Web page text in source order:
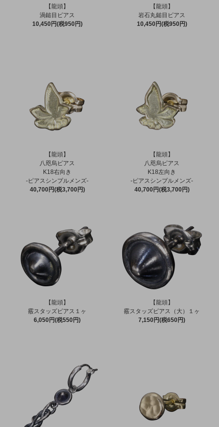
【龍頭】
渦鎚目ピアス
10,450円(税950円)
【龍頭】
岩石丸鎚目ピアス
10,450円(税950円)
【龍頭】
八咫烏ピアス
K18右向き
-ピアスシンプルメンズ-
40,700円(税3,700円)
【龍頭】
八咫烏ピアス
K18左向き
-ピアスシンプルメンズ-
40,700円(税3,700円)
【龍頭】
霰スタッズピアス１ヶ
6,050円(税550円)
【龍頭】
霰スタッズピアス（大）１ヶ
7,150円(税650円)